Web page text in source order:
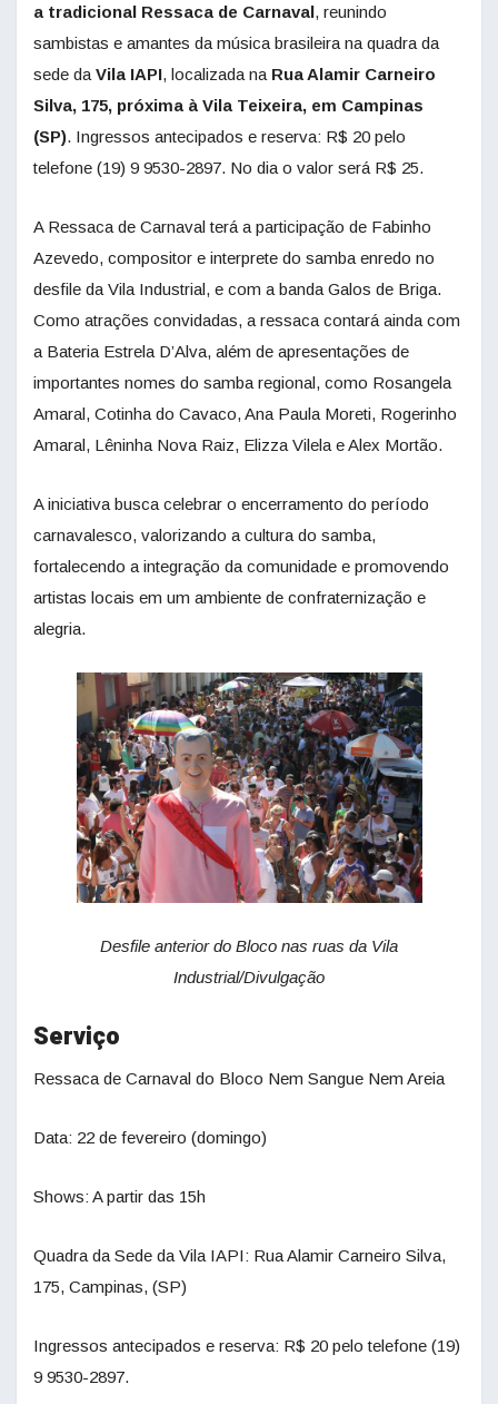
a tradicional Ressaca de Carnaval, reunindo
sambistas e amantes da música brasileira na quadra da
sede da Vila IAPI, localizada na Rua Alamir Carneiro
Silva, 175, próxima à Vila Teixeira, em Campinas
(SP). Ingressos antecipados e reserva: R$ 20 pelo
telefone (19) 9 9530-2897. No dia o valor será R$ 25.
A Ressaca de Carnaval terá a participação de Fabinho
Azevedo, compositor e interprete do samba enredo no
desfile da Vila Industrial, e com a banda Galos de Briga.
Como atrações convidadas, a ressaca contará ainda com
a Bateria Estrela D’Alva, além de apresentações de
importantes nomes do samba regional, como Rosangela
Amaral, Cotinha do Cavaco, Ana Paula Moreti, Rogerinho
Amaral, Lêninha Nova Raiz, Elizza Vilela e Alex Mortão.
A iniciativa busca celebrar o encerramento do período
carnavalesco, valorizando a cultura do samba,
fortalecendo a integração da comunidade e promovendo
artistas locais em um ambiente de confraternização e
alegria.
Desfile anterior do Bloco nas ruas da Vila
Industrial/Divulgação
Serviço
Ressaca de Carnaval do Bloco Nem Sangue Nem Areia
Data: 22 de fevereiro (domingo)
Shows: A partir das 15h
Quadra da Sede da Vila IAPI: Rua Alamir Carneiro Silva,
175, Campinas, (SP)
Ingressos antecipados e reserva: R$ 20 pelo telefone (19)
9 9530-2897.